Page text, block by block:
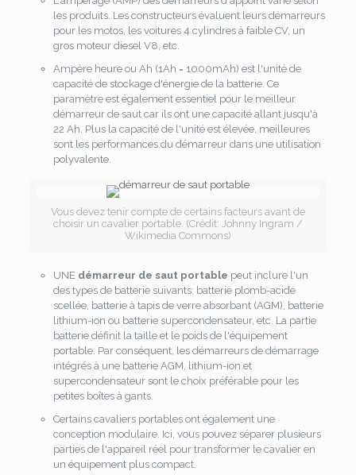
les produits. Les constructeurs évaluent leurs démarreurs
pour les motos, les voitures 4 cylindres à faible CV, un
gros moteur diesel V8, etc.
Ampère heure ou Ah (1Ah = 1000mAh) est l'unité de
capacité de stockage d'énergie de la batterie. Ce
paramètre est également essentiel pour le meilleur
démarreur de saut car ils ont une capacité allant jusqu'à
22 Ah. Plus la capacité de l'unité est élevée, meilleures
sont les performances du démarreur dans une utilisation
polyvalente.
Vous devez tenir compte de certains facteurs avant de
choisir un cavalier portable. (Crédit: Johnny Ingram /
Wikimedia Commons)
UNE démarreur de saut portable peut inclure l'un
des types de batterie suivants: batterie plomb-acide
scellée, batterie à tapis de verre absorbant (AGM), batterie
lithium-ion ou batterie supercondensateur, etc. La partie
batterie définit la taille et le poids de l'équipement
portable. Par conséquent, les démarreurs de démarrage
intégrés à une batterie AGM, lithium-ion et
supercondensateur sont le choix préférable pour les
petites boîtes à gants.
Certains cavaliers portables ont également une
conception modulaire. Ici, vous pouvez séparer plusieurs
parties de l'appareil réel pour transformer le cavalier en
un équipement plus compact.